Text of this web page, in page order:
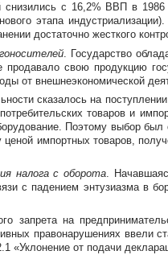
с 16,2% ВВП в
этапа
достаточно жесткого
. Государство
свою продукцию
от внешнеэкономической
сказалось на
товаров и
Поэтому выбор
импортных товаров,
налога с оборота.
с падением энтузиазма в
запрета на
правонарушениях ввели
от подачи